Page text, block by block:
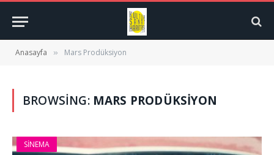
Anasayfa » Mars Prodüksiyon
BROWSING: MARS PRODÜKSIYON
SINEMA